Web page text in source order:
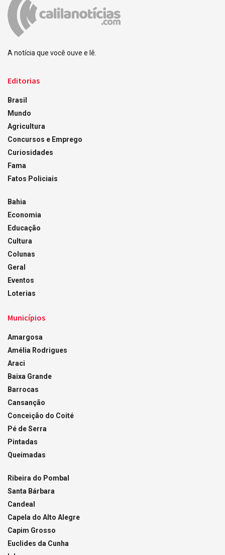
A notícia que você ouve e lê.
Editorias
Brasil
Mundo
Agricultura
Concursos e Emprego
Curiosidades
Fama
Fatos Policiais
Bahia
Economia
Educação
Cultura
Colunas
Geral
Eventos
Loterias
Municípios
Amargosa
Amélia Rodrigues
Araci
Baixa Grande
Barrocas
Cansanção
Conceição do Coité
Pé de Serra
Pintadas
Queimadas
Ribeira do Pombal
Santa Bárbara
Candeal
Capela do Alto Alegre
Capim Grosso
Euclides da Cunha